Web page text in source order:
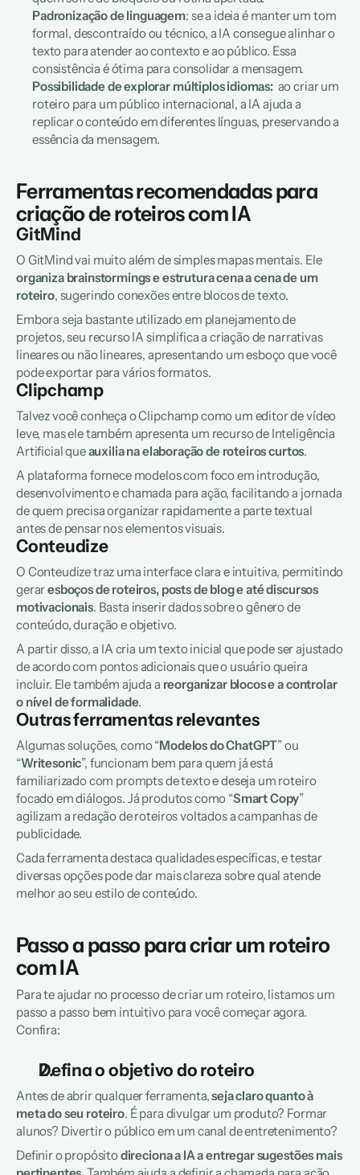
Padronização de linguagem: se a ideia é manter um tom
formal, descontraído ou técnico, a IA consegue alinhar o
texto para atender ao contexto e ao público. Essa
consistência é ótima para consolidar a mensagem.
Possibilidade de explorar múltiplos idiomas: ao criar um
roteiro para um público internacional, a IA ajuda a
replicar o conteúdo em diferentes línguas, preservando a
essência da mensagem.
Ferramentas recomendadas para
criação de roteiros com IA
GitMind
O GitMind vai muito além de simples mapas mentais. Ele
organiza brainstormings e estrutura cena a cena de um
roteiro, sugerindo conexões entre blocos de texto.
Embora seja bastante utilizado em planejamento de
projetos, seu recurso IA simplifica a criação de narrativas
lineares ou não lineares, apresentando um esboço que você
pode exportar para vários formatos.
Clipchamp
Talvez você conheça o Clipchamp como um editor de vídeo
leve, mas ele também apresenta um recurso de Inteligência
Artificial que auxilia na elaboração de roteiros curtos.
A plataforma fornece modelos com foco em introdução,
desenvolvimento e chamada para ação, facilitando a jornada
de quem precisa organizar rapidamente a parte textual
antes de pensar nos elementos visuais.
Conteudize
O Conteudize traz uma interface clara e intuitiva, permitindo
gerar esboços de roteiros, posts de blog e até discursos
motivacionais. Basta inserir dados sobre o gênero de
conteúdo, duração e objetivo.
A partir disso, a IA cria um texto inicial que pode ser ajustado
de acordo com pontos adicionais que o usuário queira
incluir. Ele também ajuda a reorganizar blocos e a controlar
o nível de formalidade.
Outras ferramentas relevantes
Algumas soluções, como “Modelos do ChatGPT” ou
“Writesonic”, funcionam bem para quem já está
familiarizado com prompts de texto e deseja um roteiro
focado em diálogos. Já produtos como “Smart Copy”
agilizam a redação de roteiros voltados a campanhas de
publicidade.
Cada ferramenta destaca qualidades específicas, e testar
diversas opções pode dar mais clareza sobre qual atende
melhor ao seu estilo de conteúdo.
Passo a passo para criar um roteiro
com IA
Para te ajudar no processo de criar um roteiro, listamos um
passo a passo bem intuitivo para você começar agora.
Confira:
Defina o objetivo do roteiro
Antes de abrir qualquer ferramenta, seja claro quanto à
meta do seu roteiro. É para divulgar um produto? Formar
alunos? Divertir o público em um canal de entretenimento?
Definir o propósito direciona a IA a entregar sugestões mais